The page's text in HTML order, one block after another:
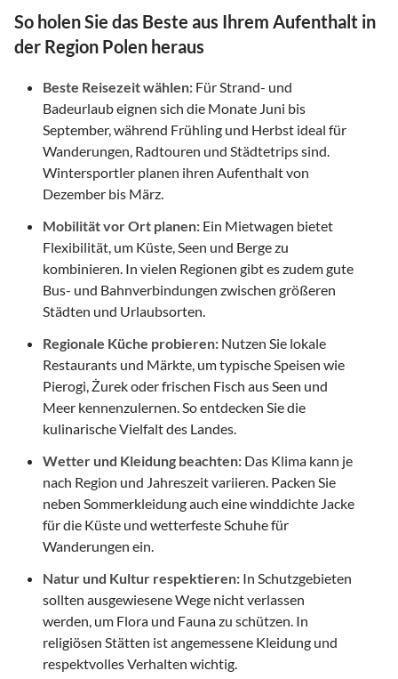
So holen Sie das Beste aus Ihrem Aufenthalt in
der Region Polen heraus
Beste Reisezeit wählen: Für Strand- und
Badeurlaub eignen sich die Monate Juni bis
September, während Frühling und Herbst ideal für
Wanderungen, Radtouren und Städtetrips sind.
Wintersportler planen ihren Aufenthalt von
Dezember bis März.
Mobilität vor Ort planen: Ein Mietwagen bietet
Flexibilität, um Küste, Seen und Berge zu
kombinieren. In vielen Regionen gibt es zudem gute
Bus- und Bahnverbindungen zwischen größeren
Städten und Urlaubsorten.
Regionale Küche probieren: Nutzen Sie lokale
Restaurants und Märkte, um typische Speisen wie
Pierogi, Żurek oder frischen Fisch aus Seen und
Meer kennenzulernen. So entdecken Sie die
kulinarische Vielfalt des Landes.
Wetter und Kleidung beachten: Das Klima kann je
nach Region und Jahreszeit variieren. Packen Sie
neben Sommerkleidung auch eine winddichte Jacke
für die Küste und wetterfeste Schuhe für
Wanderungen ein.
Natur und Kultur respektieren: In Schutzgebieten
sollten ausgewiesene Wege nicht verlassen
werden, um Flora und Fauna zu schützen. In
religiösen Stätten ist angemessene Kleidung und
respektvolles Verhalten wichtig.